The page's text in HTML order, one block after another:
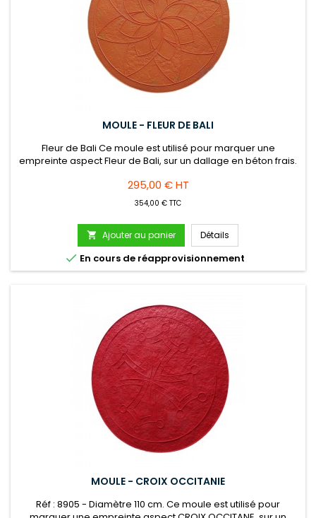
MOULE - FLEUR DE BALI
Fleur de Bali Ce moule est utilisé pour marquer une
empreinte aspect Fleur de Bali, sur un dallage en béton frais.
sur la surface du sol et du moule. Nettoyage à l'eau après
utilisation.
Prix
295,00 € HT
354,00 € TTC
 Ajouter au panier Détails
 En cours de réapprovisionnement
MOULE - CROIX OCCITANIE
Réf : 8905 - Diamètre 110 cm. Ce moule est utilisé pour